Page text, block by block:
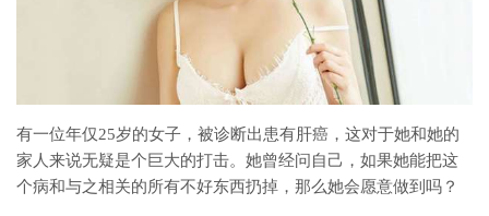
有一位年仅25岁的女子，被诊断出患有肝癌，这对于她和她的
家人来说无疑是个巨大的打击。她曾经问自己，如果她能把这
个病和与之相关的所有不好东西扔掉，那么她会愿意做到吗？